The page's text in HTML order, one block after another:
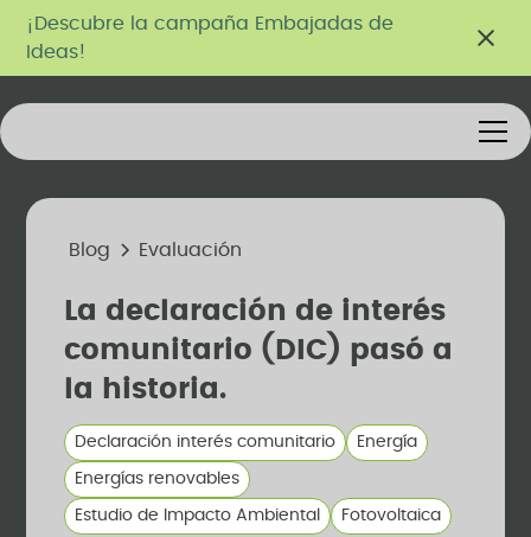
¡Descubre la campaña Embajadas de
Ideas!
Blog Evaluación
La declaración de interés
comunitario (DIC) pasó a
la historia.
Declaración interés comunitario Energía
Energías renovables
Estudio de Impacto Ambiental Fotovoltaica